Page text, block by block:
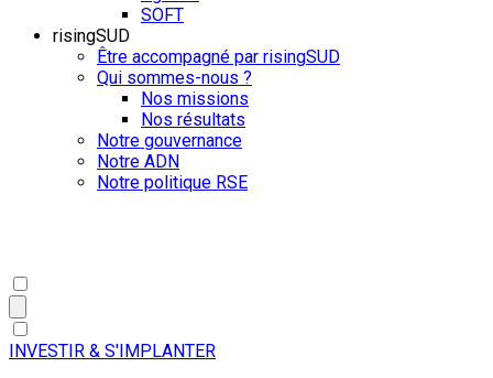
SOFT
risingSUD
Être accompagné par risingSUD
Qui sommes-nous ?
Nos missions
Nos résultats
Notre gouvernance
Notre ADN
Notre politique RSE
INVESTIR & S'IMPLANTER